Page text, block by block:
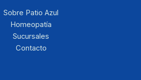
Sobre Patio Azul
Homeopatía
Sucursales
Contacto